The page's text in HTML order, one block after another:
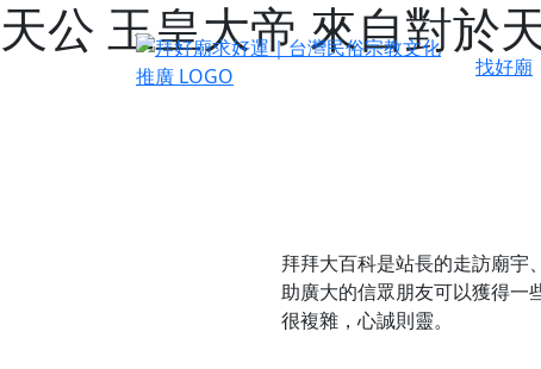
天公 玉皇大帝 來自對於
找好廟
拜拜大百科是站長的走訪廟宇
助廣大的信眾朋友可以獲得一
很複雜，心誠則靈。